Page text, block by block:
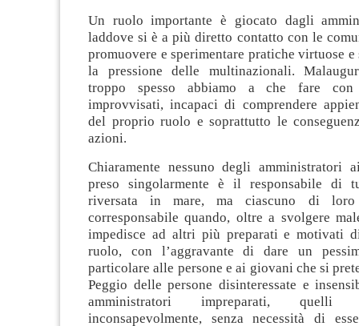
Un ruolo importante è giocato dagli
laddove si è a più diretto contatto con le
promuovere e sperimentare pratiche virtuose e
la pressione delle multinazionali.
troppo spesso abbiamo a che fare con
improvvisati, incapaci di comprendere
del proprio ruolo e soprattutto le
azioni.
Chiaramente nessuno degli amministratori
preso singolarmente è il responsabile di
riversata in mare, ma ciascuno di
corresponsabile quando, oltre a svolgere
impedisce ad altri più preparati e motivati
ruolo, con l’aggravante di dare un
particolare alle persone e ai giovani che si
Peggio delle persone disinteressate e
amministratori impreparati, quelli
inconsapevolmente, senza necessità di